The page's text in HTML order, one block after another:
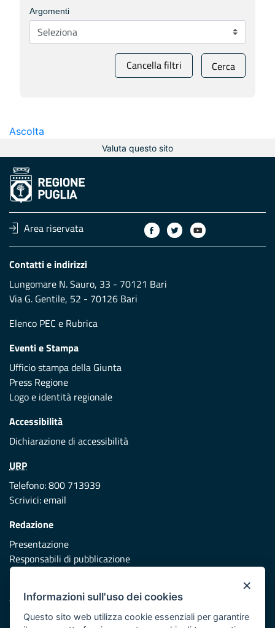
Argomenti
Cancella filtri Cerca
Ascolta
Valuta questo sito
Area riservata
Contatti e indirizzi
Lungomare N. Sauro, 33 - 70121 Bari
Via G. Gentile, 52 - 70126 Bari
Elenco PEC e Rubrica
Eventi e Stampa
Ufficio stampa della Giunta
Press Regione
Logo e identità regionale
Accessibilità
Dichiarazione di accessibilità
URP
Telefono: 800 713939
Scrivici:email
Redazione
Presentazione
Responsabili di pubblicazione
Vai al sito di Protezione Civile Puglia
×
Informazioni sull'uso dei cookies
Questo sito web utilizza cookie essenziali per garantire